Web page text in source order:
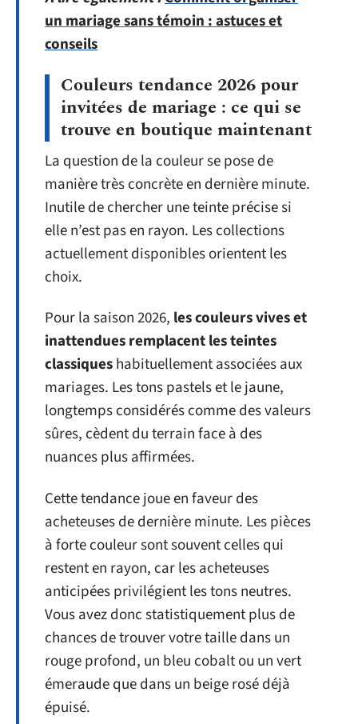
un mariage sans témoin : astuces et
conseils
Couleurs tendance 2026 pour
invitées de mariage : ce qui se
trouve en boutique maintenant
La question de la couleur se pose de
manière très concrète en dernière minute.
Inutile de chercher une teinte précise si
elle n’est pas en rayon. Les collections
actuellement disponibles orientent les
choix.
Pour la saison 2026, les couleurs vives et
inattendues remplacent les teintes
classiqueshabituellement associées aux
mariages. Les tons pastels et le jaune,
longtemps considérés comme des valeurs
sûres, cèdent du terrain face à des
nuances plus affirmées.
Cette tendance joue en faveur des
acheteuses de dernière minute. Les pièces
à forte couleur sont souvent celles qui
restent en rayon, car les acheteuses
anticipées privilégient les tons neutres.
Vous avez donc statistiquement plus de
chances de trouver votre taille dans un
rouge profond, un bleu cobalt ou un vert
émeraude que dans un beige rosé déjà
épuisé.